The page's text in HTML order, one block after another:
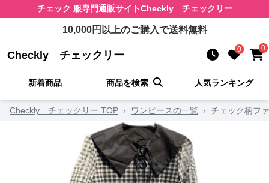
チェック 服専門通販サイトCheckly チェックリー
10,000円以上のご購入で送料無料
Checkly チェックリー 0 0
新着商品 商品を検索 人気ランキング
Checkly チェックリー TOP › ワンピースの一覧 › チェック柄フ